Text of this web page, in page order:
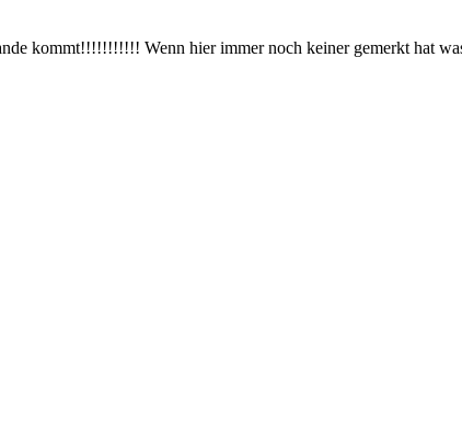
kommt!!!!!!!!!!! Wenn hier immer noch keiner gemerkt hat